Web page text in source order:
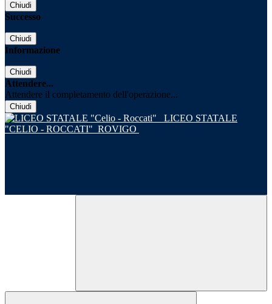
Chiudi
Successo
Chiudi
Informazione
Chiudi
Attendere...
Attendere il completamento dell'operazione...
Chiudi
LICEO STATALE
"CELIO - ROCCATI" ROVIGO